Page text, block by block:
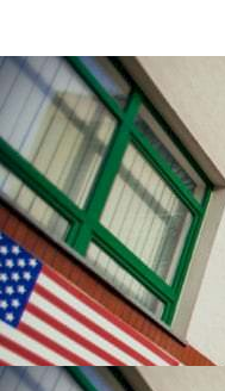
УНІВЕРСИТЕТИ, ЯКІ